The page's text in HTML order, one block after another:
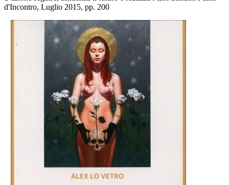
d'Incontro, Luglio 2015, pp. 200